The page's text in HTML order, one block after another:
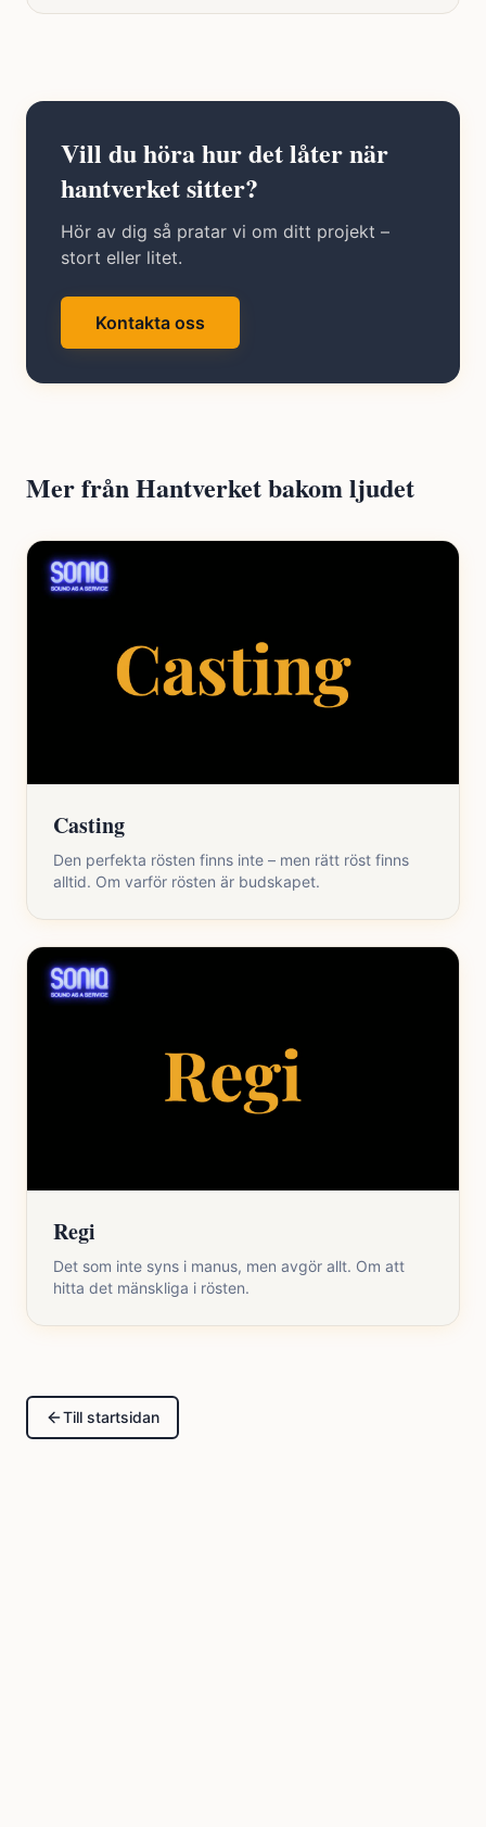
Vill du höra hur det låter när
hantverket sitter?
Hör av dig så pratar vi om ditt projekt –
stort eller litet.
Kontakta oss
Mer från Hantverket bakom ljudet
Casting
Den perfekta rösten finns inte – men rätt röst finns
alltid. Om varför rösten är budskapet.
Regi
Det som inte syns i manus, men avgör allt. Om att
hitta det mänskliga i rösten.
Till startsidan